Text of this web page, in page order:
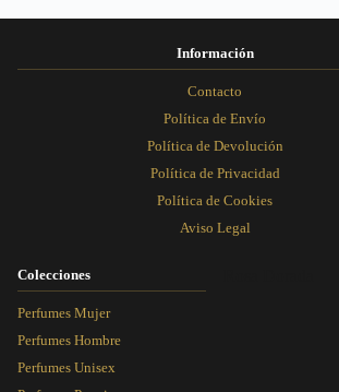
Información
Contacto
Política de Envío
Política de Devolución
Política de Privacidad
Política de Cookies
Aviso Legal
Colecciones
Perfumes Mujer
Perfumes Hombre
Perfumes Unisex